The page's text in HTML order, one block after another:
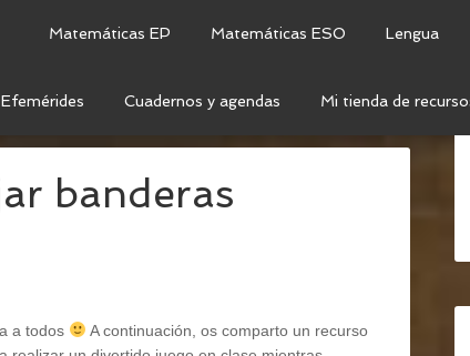
Matemáticas EP Matemáticas ESO Lengua
Efemérides Cuadernos y agendas Mi tienda de
banderas
a todos
A continuación, os comparto un recurso